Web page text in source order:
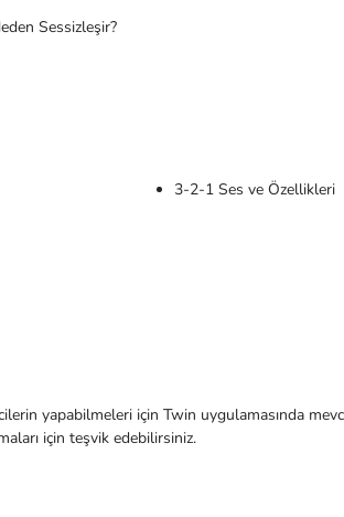
Sessizleşir?
3-2-1 Ses ve Özellikleri
yapabilmeleri için Twin uygulamasında
için teşvik edebilirsiniz.